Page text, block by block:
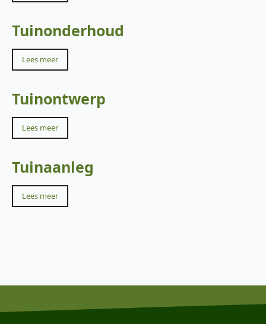
Tuinonderhoud
Lees meer
Tuinontwerp
Lees meer
Tuinaanleg
Lees meer